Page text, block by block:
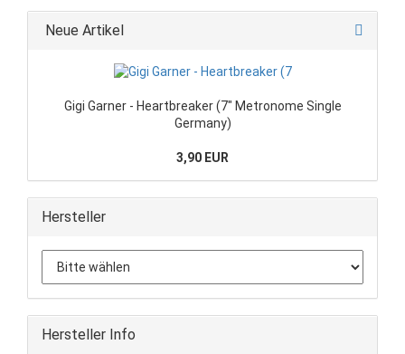
Neue Artikel
Gigi Garner - Heartbreaker (7" Metronome Single
Germany)
3,90 EUR
Hersteller
Hersteller Info